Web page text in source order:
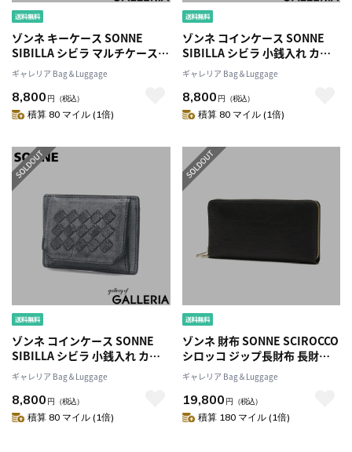
ゾンネ キーケース SONNE
SIBILLA シビラ マルチケース
レザーメッシュ メッシュ レザ
ー コインケース カードケース
キーリング付き 小銭入れ ミニ
本革 革 メンズ レディース
ギャレリア Bag＆Luggage
8,800 円 （税込）
積算 80 マイル (1倍)
ゾンネ コインケース SONNE
SIBILLA シビラ 小銭入れ カー
ドケース 定期入れ レザーメッ
シュ メッシュ レザー 本革 革 メ
ンズ レディース SOM005
ギャレリア Bag＆Luggage
8,800 円 （税込）
積算 80 マイル (1倍)
ゾンネ コインケース SONNE
SIBILLA シビラ 小銭入れ カー
ドケース 定期入れ レザーメッ
シュ メッシュ レザー 本革 革 メ
ンズ レディース SOM005
ギャレリア Bag＆Luggage
8,800 円 （税込）
積算 80 マイル (1倍)
ゾンネ 財布 SONNE SCIROCCO
シロッコ ジップ長財布 長財布
大容量 ラウンドファスナー フ
ァスナー 小銭入れ 本革 革 レザ
ー メンズ SOD001B
ギャレリア Bag＆Luggage
19,800 円 （税込）
積算 180 マイル (1倍)